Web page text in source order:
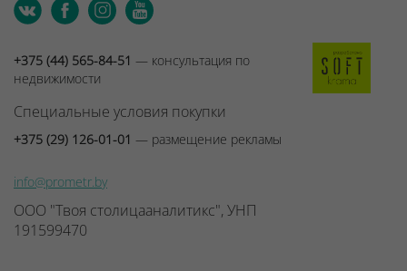
+375 (44) 565-84-51 — консультация по
недвижимости
Специальные условия покупки
+375 (29) 126-01-01 — размещение рекламы
info@prometr.by
ООО "Твоя столицааналитикс", УНП
191599470